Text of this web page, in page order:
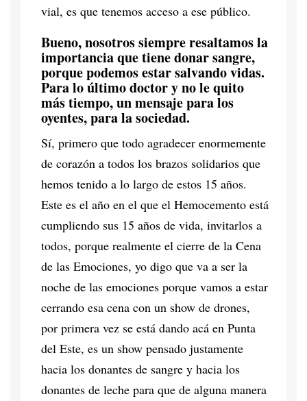
vial, es que tenemos acceso a ese público.
Bueno, nosotros siempre resaltamos la
importancia que tiene donar sangre,
porque podemos estar salvando vidas.
Para lo último doctor y no le quito
más tiempo, un mensaje para los
oyentes, para la sociedad.
Sí, primero que todo agradecer enormemente
de corazón a todos los brazos solidarios que
hemos tenido a lo largo de estos 15 años.
Este es el año en el que el Hemocemento está
cumpliendo sus 15 años de vida, invitarlos a
todos, porque realmente el cierre de la Cena
de las Emociones, yo digo que va a ser la
noche de las emociones porque vamos a estar
cerrando esa cena con un show de drones,
por primera vez se está dando acá en Punta
del Este, es un show pensado justamente
hacia los donantes de sangre y hacia los
donantes de leche para que de alguna manera